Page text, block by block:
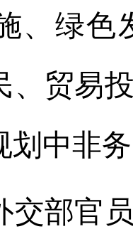
、绿色
、贸易
划中非
部官员